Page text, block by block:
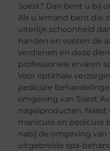
Soest? Dan bent u bij
Als u iemand bent die
uiterlijk schoonheid
handen en voeten de
verdienen en deze
professionele ervaren
Voor optimale
pedicure
omgeving van Soest
nagelproducten.
manicure en pedicure
nabij de omgeving van
uitgebreide spa-